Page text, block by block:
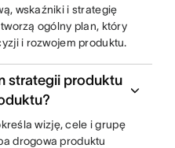
wskaźniki i strategię
ogólny plan, który
i rozwojem produktu.
strategii produktu
wizję, cele i grupę
drogowa produktu